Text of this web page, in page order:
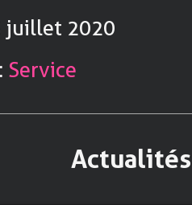
juillet 2020
Service
Actualités